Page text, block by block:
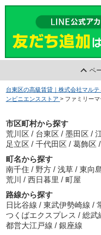
ペ
台東区の高級賃貸｜株式会社マルテ
ンビニエンスストア > ファミリー
市区町村から探す
荒川区 / 台東区 / 墨田区 /
足立区 / 千代田区 / 葛飾区 /
町名から探す
南千住 / 野方 / 浅草 / 東向
荒川 / 西日暮里 / 町屋
路線から探す
日比谷線 / 東武伊勢崎線 /
つくばエクスプレス / 総武
都営大江戸線 / 銀座線